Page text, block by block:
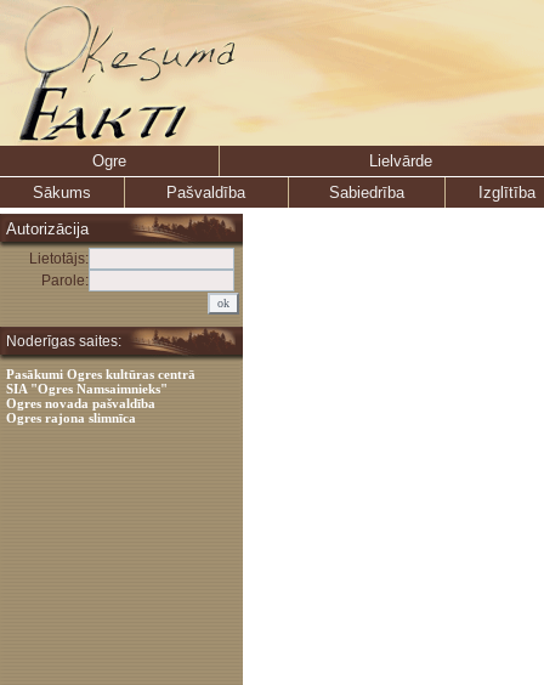
Ogre
Lielvārde
Sākums
Pašvaldība Sabiedrība
Izglītība
Autorizācija
Lietotājs:
Parole:
Noderīgas saites:
Pasākumi Ogres kultūras centrā
SIA "Ogres Namsaimnieks"
Ogres novada pašvaldība
Ogres rajona slimnīca